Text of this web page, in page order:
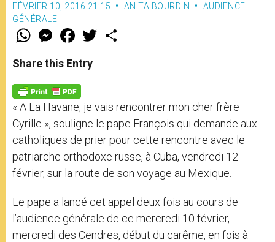
FÉVRIER 10, 2016 21:15 ANITA BOURDIN
AUDIENCE
GÉNÉRALE
W
t
s
p
p
M
e
s
e
g
e
r
F
a
e
b
o
k
w
Share this Entry
« A La Havane, je vais rencontrer mon cher frère
Cyrille », souligne le pape François qui demande aux
catholiques de prier pour cette rencontre avec le
patriarche orthodoxe russe, à Cuba, vendredi 12
février, sur la route de son voyage au Mexique.
Le pape a lancé cet appel deux fois au cours de
l’audience générale de ce mercredi 10 février,
mercredi des Cendres, début du carême, en fois à